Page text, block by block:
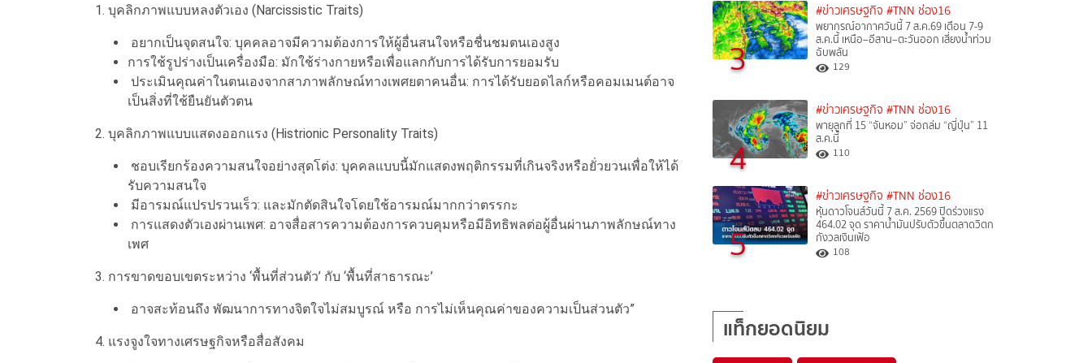
1. บุคลิกภาพแบบหลงตัวเอง (Narcissistic Traits)
อยากเป็นจุดสนใจ: บุคคลอาจมีความต้องการให้ผู้อื่นสนใจหรือชื่นชมตนเองสูง
การใช้รูปร่างเป็นเครื่องมือ: มักใช้ร่างกายหรือเพื่อแลกกับการได้รับการยอมรับ
ประเมินคุณค่าในตนเองจากสาภาพลักษณ์ทางเพศยตาคนอื่น: การได้รับยอดไลก์หรือคอมเมนต์อาจ
เป็นสิ่งที่ใช้ยืนยันตัวตน
2. บุคลิกภาพแบบแสดงออกแรง (Histrionic Personality Traits)
ชอบเรียกร้องความสนใจอย่างสุดโต่ง: บุคคลแบบนี้มักแสดงพฤติกรรมที่เกินจริงหรือยั่วยวนเพื่อให้ได้
รับความสนใจ
มีอารมณ์แปรปรวนเร็ว: และมักตัดสินใจโดยใช้อารมณ์มากกว่าตรรกะ
การแสดงตัวเองผ่านเพศ: อาจสื่อสารความต้องการควบคุมหรือมีอิทธิพลต่อผู้อื่นผ่านภาพลักษณ์ทาง
เพศ
3. การขาดขอบเขตระหว่าง ‘พื้นที่ส่วนตัว’ กับ ‘พื้นที่สาธารณะ’
อาจสะท้อนถึง พัฒนาการทางจิตใจไม่สมบูรณ์ หรือ การไม่เห็นคุณค่าของความเป็นส่วนตัว”
4. แรงจูงใจทางเศรษฐกิจหรือสื่อสังคม
3
#ข่าวเศรษฐกิจ #TNN ช่อง16
พยากรณ์อากาศวันนี้ 7 ส.ค.69 เตือน 7-9
ส.ค.นี้ เหนือ–อีสาน–ตะวันออก เสี่ยงน้ำท่วม
ฉับพลัน
129
4
#ข่าวเศรษฐกิจ #TNN ช่อง16
พายุลูกที่ 15 “จันหอม” จ่อถล่ม “ญี่ปุ่น” 11
ส.ค.นี้
110
5
#ข่าวเศรษฐกิจ #TNN ช่อง16
หุ้นดาวโจนส์วันนี้ 7 ส.ค. 2569 ปิดร่วงแรง
464.02 จุด ราคาน้ำมันปรับตัวขึ้นตลาดวิตก
กังวลเงินเฟ้อ
108
แท็กยอดนิยม